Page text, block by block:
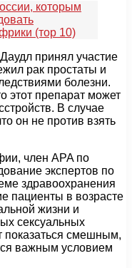
которым
(тор 10)
принял участие
рак простаты и
болезни.
этот препарат может
В случае
он не против взять
член APA по
экспертов по
здравоохранения
пациенты в возрасте
жизни и
сексуальных
показаться смешным,
важным условием